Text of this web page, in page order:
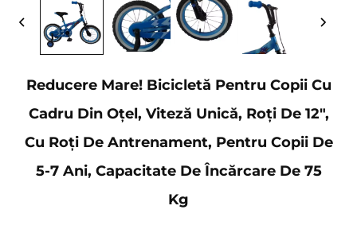
Reducere Mare! Bicicletă Pentru Copii Cu
Cadru Din Oțel, Viteză Unică, Roți De 12",
Cu Roți De Antrenament, Pentru Copii De
5-7 Ani, Capacitate De Încărcare De 75
Kg